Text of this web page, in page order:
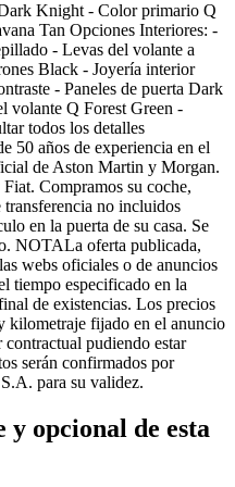
Knight - Color primario Q
Tan Opciones Interiores: -
- Levas del volante a
Black - Joyería interior
- Paneles de puerta Dark
volante Q Forest Green -
todos los detalles
50 años de experiencia en el
de Aston Martin y Morgan.
Compramos su coche,
transferencia no incluidos
en la puerta de su casa. Se
NOTALa oferta publicada,
webs oficiales o de anuncios
tiempo especificado en la
de existencias. Los precios
kilometraje fijado en el anuncio
pudiendo estar
serán confirmados por
para su validez.
opcional de esta